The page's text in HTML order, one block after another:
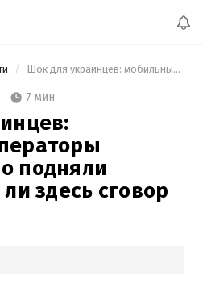
Шок для украинцев: мобильные операторы одновременно подняли тарифы, есть ли здесь сговор
7 мин
подняли
здесь сговор